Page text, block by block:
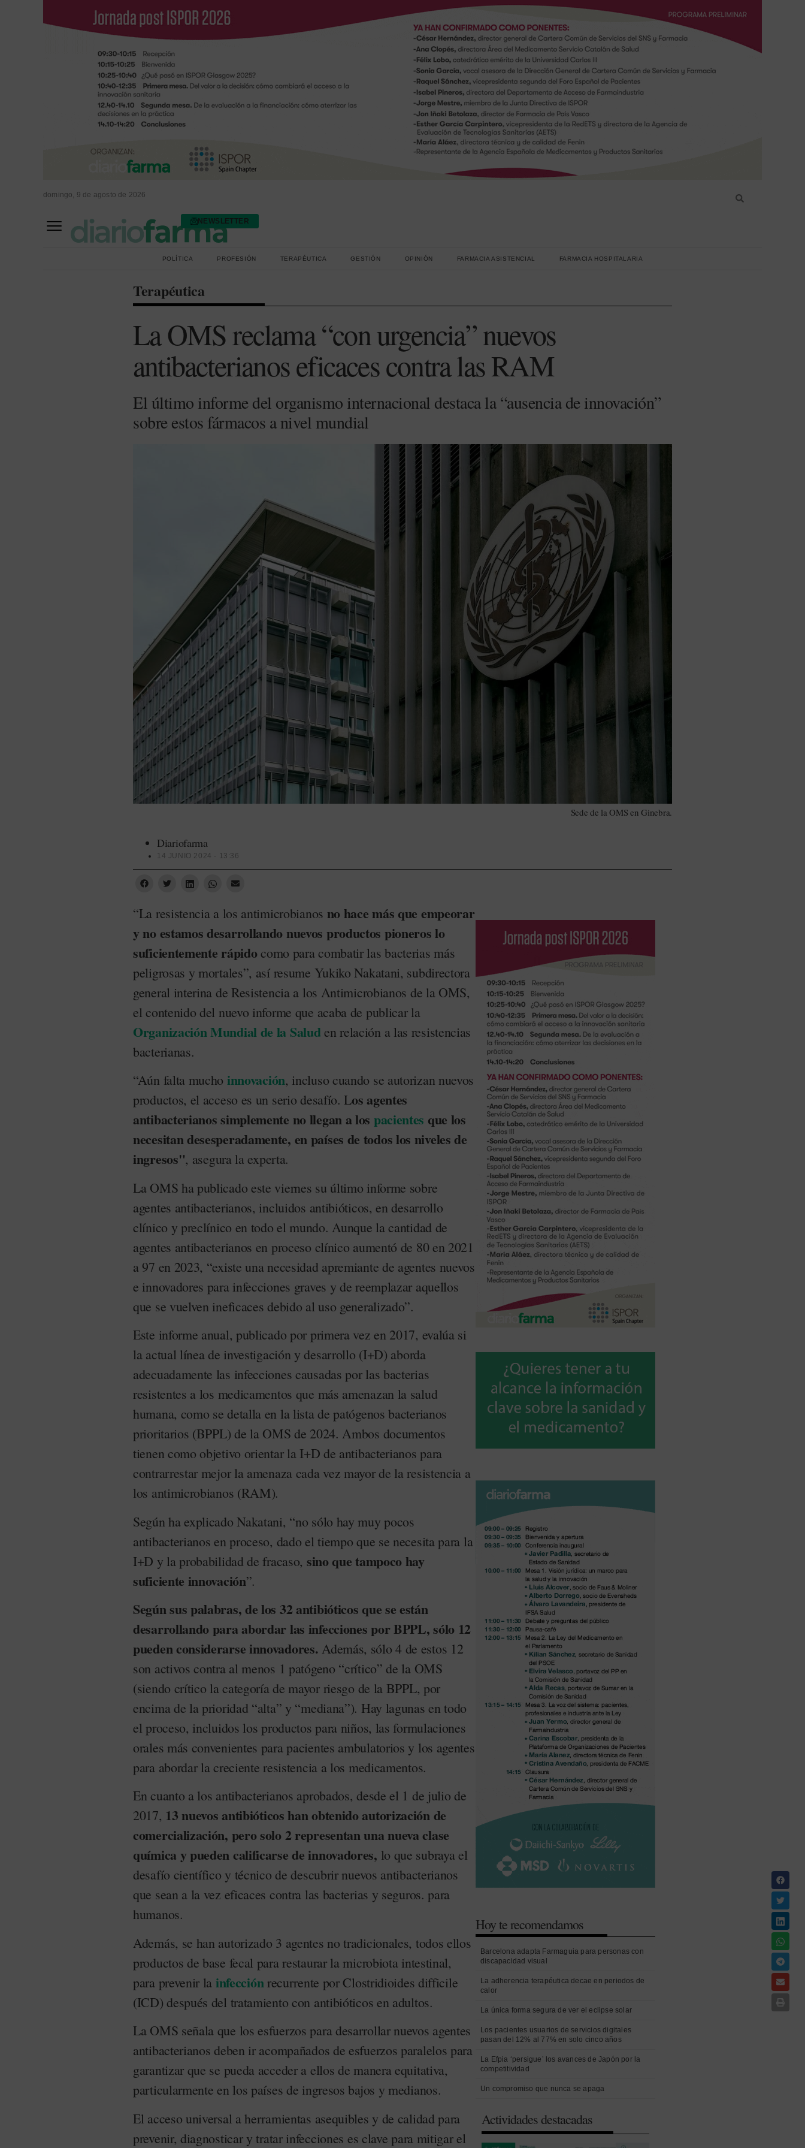
domingo, 9 de agosto de 2026
NEWSLETTER
POLÍTICA PROFESIÓN TERAPÉUTICA GESTIÓN OPINIÓN FARMACIA ASISTENCIAL FARMACIA HOSPITALARIA
Terapéutica
La OMS reclama “con urgencia” nuevos
antibacterianos eficaces contra las RAM
El último informe del organismo internacional destaca la “ausencia de innovación”
sobre estos fármacos a nivel mundial
Sede de la OMS en Ginebra.
Diariofarma
14 JUNIO 2024 - 13:36
“La resistencia a los antimicrobianos no hace más que empeorar
y no estamos desarrollando nuevos productos pioneros lo
suficientemente rápido como para combatir las bacterias más
peligrosas y mortales”, así resume Yukiko Nakatani, subdirectora
general interina de Resistencia a los Antimicrobianos de la OMS,
el contenido del nuevo informe que acaba de publicar la
Organización Mundial de la Saluden relación a las resistencias
bacterianas.
“Aún falta mucho innovación, incluso cuando se autorizan nuevos
productos, el acceso es un serio desafío. Los agentes
antibacterianos simplemente no llegan a los pacientes que los
necesitan desesperadamente, en países de todos los niveles de
ingresos", asegura la experta.
La OMS ha publicado este viernes su último informe sobre
agentes antibacterianos, incluidos antibióticos, en desarrollo
clínico y preclínico en todo el mundo. Aunque la cantidad de
agentes antibacterianos en proceso clínico aumentó de 80 en 2021
a 97 en 2023, “existe una necesidad apremiante de agentes nuevos
e innovadores para infecciones graves y de reemplazar aquellos
que se vuelven ineficaces debido al uso generalizado”.
Este informe anual, publicado por primera vez en 2017, evalúa si
la actual línea de investigación y desarrollo (I+D) aborda
adecuadamente las infecciones causadas por las bacterias
resistentes a los medicamentos que más amenazan la salud
humana, como se detalla en la lista de patógenos bacterianos
prioritarios (BPPL) de la OMS de 2024. Ambos documentos
tienen como objetivo orientar la I+D de antibacterianos para
contrarrestar mejor la amenaza cada vez mayor de la resistencia a
los antimicrobianos (RAM).
Según ha explicado Nakatani, “no sólo hay muy pocos
antibacterianos en proceso, dado el tiempo que se necesita para la
I+D y la probabilidad de fracaso, sino que tampoco hay
suficiente innovación”.
Según sus palabras, de los 32 antibióticos que se están
desarrollando para abordar las infecciones por BPPL, sólo 12
pueden considerarse innovadores. Además, sólo 4 de estos 12
son activos contra al menos 1 patógeno “crítico” de la OMS
(siendo crítico la categoría de mayor riesgo de la BPPL, por
encima de la prioridad “alta” y “mediana”). Hay lagunas en todo
el proceso, incluidos los productos para niños, las formulaciones
orales más convenientes para pacientes ambulatorios y los agentes
para abordar la creciente resistencia a los medicamentos.
En cuanto a los antibacterianos aprobados, desde el 1 de julio de
2017, 13 nuevos antibióticos han obtenido autorización de
comercialización, pero solo 2 representan una nueva clase
química y pueden calificarse de innovadores, lo que subraya el
desafío científico y técnico de descubrir nuevos antibacterianos
que sean a la vez eficaces contra las bacterias y seguros. para
humanos.
Además, se han autorizado 3 agentes no tradicionales, todos ellos
productos de base fecal para restaurar la microbiota intestinal,
para prevenir la infección recurrente por Clostridioides difficile
(ICD) después del tratamiento con antibióticos en adultos.
La OMS señala que los esfuerzos para desarrollar nuevos agentes
antibacterianos deben ir acompañados de esfuerzos paralelos para
garantizar que se pueda acceder a ellos de manera equitativa,
particularmente en los países de ingresos bajos y medianos.
El acceso universal a herramientas asequibles y de calidad para
prevenir, diagnosticar y tratar infecciones es clave para mitigar el
Hoy te recomendamos
Barcelona adapta Farmaguia para personas con
discapacidad visual
La adherencia terapéutica decae en periodos de
calor
La única forma segura de ver el eclipse solar
Los pacientes usuarios de servicios digitales
pasan del 12% al 77% en solo cinco años
La Efpia ‘persigue’ los avances de Japón por la
competitividad
Un compromiso que nunca se apaga
Actividades destacadas